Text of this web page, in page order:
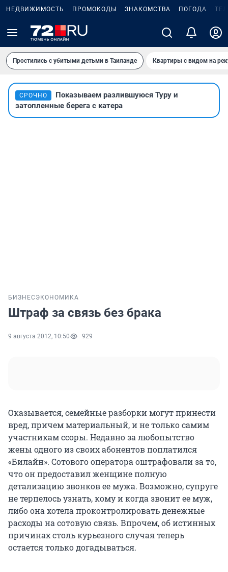
НЕДВИЖИМОСТЬ ПРОМОКОДЫ ЗНАКОМСТВА ПОГОДА
Простились с убитыми детьми в Таиланде Квартиры с видом на
СРОЧНО
Показываем разлившуюся Туру и
затопленные берега с катера
БИЗНЕС ЭКОНОМИКА
Штраф за связь без брака
9 августа 2012, 10:50 929
Оказывается, семейные разборки могут принести
вред, причем материальный, и не только самим
участникам ссоры. Недавно за любопытство
жены одного из своих абонентов поплатился
«Билайн». Сотового оператора оштрафовали за то,
что он предоставил женщине полную
детализацию звонков ее мужа. Возможно, супруге
не терпелось узнать, кому и когда звонит ее муж,
либо она хотела проконтролировать денежные
расходы на сотовую связь. Впрочем, об истинных
причинах столь курьезного случая теперь
остается только догадываться.